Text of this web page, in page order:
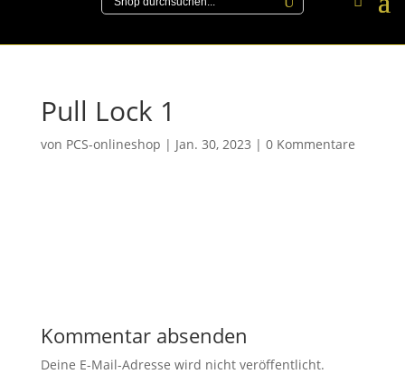
Pull Lock 1
von PCS-onlineshop | Jan. 30, 2023 | 0 Kommentare
Kommentar absenden
Deine E-Mail-Adresse wird nicht veröffentlicht.